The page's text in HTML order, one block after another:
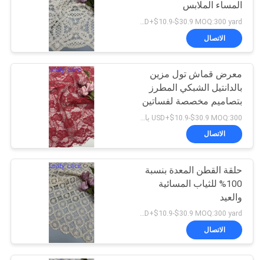
نسيج العيينة المطرزة
تمتد نسيج الدانتيل
17
58
المساء الملابس
الاتصال
معرض قماش تول مزين
بالدانتيل الشبكي المطرز
بتصاميم مخصصة لفساتين
الحفلات
الاتصال
حلقة القطن المعدة بنسبة
100% للثياب المسائية
والعيد
USD+$10.9-$30.9 MOQ:300 yard
الاتصال